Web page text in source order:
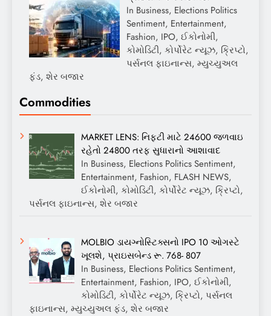
In Business, Elections Politics
Sentiment, Entertainment,
Fashion, IPO, ઈકોનોમી,
કોમોડિટી, કોર્પોરેટ ન્યૂઝ, ક્રિપ્ટો,
પર્સનલ ફાઇનાન્સ, મ્યુચ્યુઅલ
ફંડ, શેર બજાર
Commodities
MARKET LENS: નિફ્ટી માટે 24600 જળવાઇ
રહેતો 24800 તરફ સુધારાનો આશાવાદ
In Business, Elections Politics Sentiment,
Entertainment, Fashion, FLASH NEWS,
ઈકોનોમી, કોમોડિટી, કોર્પોરેટ ન્યૂઝ, ક્રિપ્ટો,
પર્સનલ ફાઇનાન્સ, શેર બજાર
MOLBIO ડાયગ્નોસ્ટિક્સનો IPO 10 ઓગસ્ટે
ખૂલશે, પ્રાઇસબેન્ડ રૂ. 768- 807
In Business, Elections Politics Sentiment,
Entertainment, Fashion, IPO, ઈકોનોમી,
કોમોડિટી, કોર્પોરેટ ન્યૂઝ, ક્રિપ્ટો, પર્સનલ
ફાઇનાન્સ, મ્યુચ્યુઅલ ફંડ, શેર બજાર